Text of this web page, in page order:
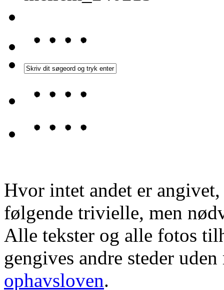
Hvor intet andet er
følgende trivielle, men
Alle tekster og alle fotos
gengives andre steder
ophavsloven.